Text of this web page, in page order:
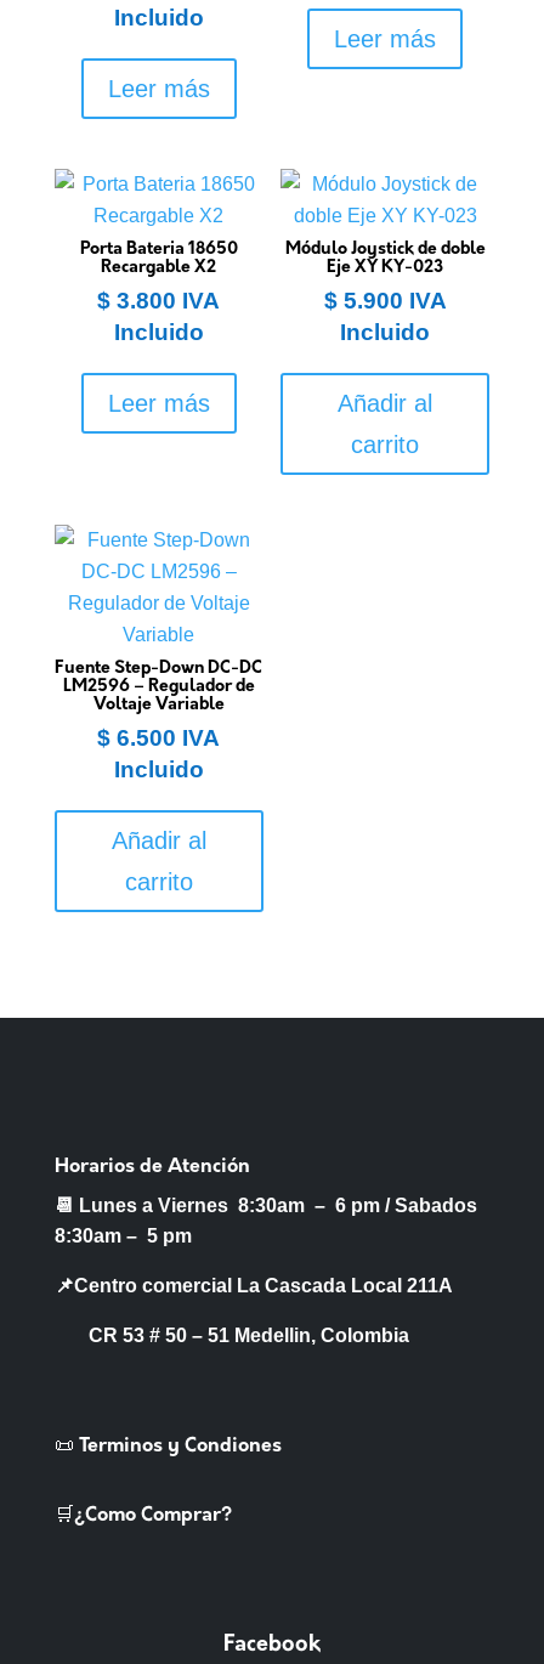
Incluido
Leer más
Leer más
Porta Bateria 18650
Recargable X2
$ 3.800 IVA
Incluido
Leer más
Módulo Joystick de doble
Eje XY KY-023
$5.900 IVA
Incluido
Añadir al
carrito
Fuente Step-Down DC-DC
LM2596 – Regulador de
Voltaje Variable
$ 6.500 IVA
Incluido
Añadir al
carrito
Horarios de Atención
📆 Lunes a Viernes 8:30am – 6 pm /Sabados
8:30am – 5 pm
📌Centro comercial La Cascada Local 211A
CR 53 # 50 – 51 Medellin, Colombia
📜 Terminos y Condiones
🛒¿Como Comprar?
Facebook